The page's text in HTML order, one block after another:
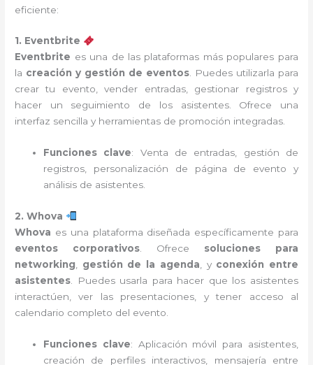
eficiente:
1. Eventbrite
Eventbrite es una de las plataformas más populares para
la creación y gestión de eventos. Puedes utilizarla para
crear tu evento, vender entradas, gestionar registros y
hacer un seguimiento de los asistentes. Ofrece una
interfaz sencilla y herramientas de promoción integradas.
Funciones clave: Venta de entradas, gestión de
registros, personalización de página de evento y
análisis de asistentes.
2. Whova
Whova es una plataforma diseñada específicamente para
eventos corporativos . Ofrece soluciones para
networking
gestión de la agenda , y conexión entre
asistentes . Puedes usarla para hacer que los asistentes
interactúen, ver las presentaciones, y tener acceso al
calendario completo del evento.
Funciones clave: Aplicación móvil para asistentes,
creación de perfiles interactivos, mensajería entre